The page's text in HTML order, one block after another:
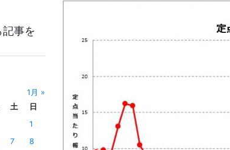
事を
1月 »
土
日
1
7
8